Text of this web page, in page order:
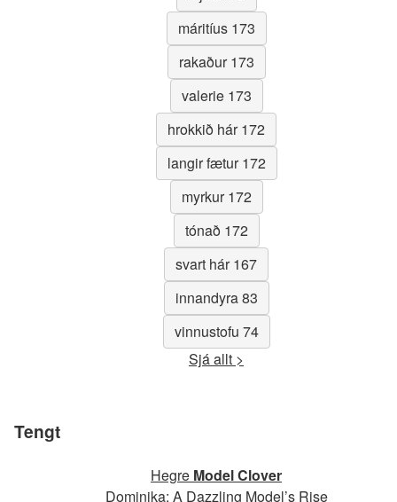
máritíus 173
rakaður 173
valerie 173
hrokkið hár 172
langir fætur 172
myrkur 172
tónað 172
svart hár 167
innandyra 83
vinnustofu 74
Sjá allt >
Tengt
Hegre Model Clover
Dominika: A Dazzling Model’s Rise